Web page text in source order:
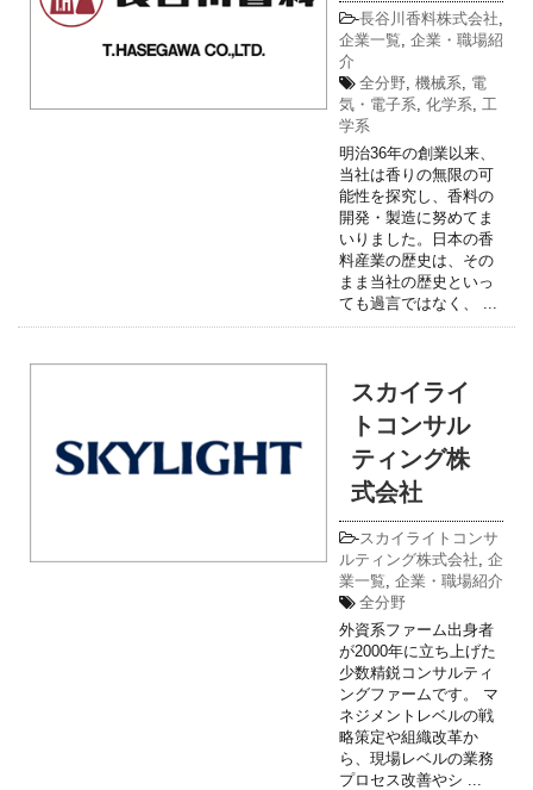
-長谷川香料株式会社,
企業一覧, 企業・職場紹
介
全分野, 機械系, 電
気・電子系, 化学系, 工
学系
明治36年の創業以来、
当社は香りの無限の可
能性を探究し、香料の
開発・製造に努めてま
いりました。日本の香
料産業の歴史は、その
まま当社の歴史といっ
ても過言ではなく、 ...
スカイライ
トコンサル
ティング株
式会社
-スカイライトコンサ
ルティング株式会社, 企
業一覧, 企業・職場紹介
全分野
外資系ファーム出身者
が2000年に立ち上げた
少数精鋭コンサルティ
ングファームです。 マ
ネジメントレベルの戦
略策定や組織改革か
ら、現場レベルの業務
プロセス改善やシ ...